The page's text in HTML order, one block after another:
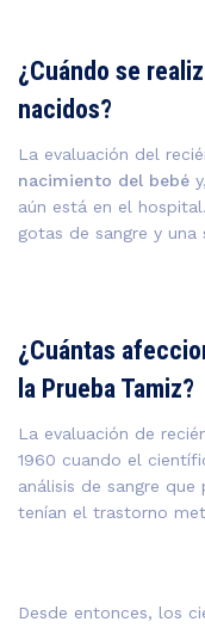
¿Cuándo se
nacidos?
La evaluación del
nacimiento del bebé
aún está en el
gotas de sangre y
¿Cuántas
la Prueba Tamiz?
La evaluación de
1960 cuando el
análisis de sangre
tenían el trastorno
Desde entonces, los